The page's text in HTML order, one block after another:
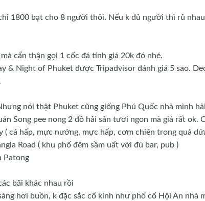
1800 bạt cho 8 người thôi. Nếu k đủ người thì rủ nhau
cẩn thận gọi 1 cốc đá tính giá 20k đó nhé.
& Night of Phuket được Tripadvisor đánh giá 5 sao.
nói thật Phuket cũng giống Phú Quốc nhà mình hải
Song pee nong 2 đồ hải sản tươi ngon mà giá rất ok.
cá hấp, mực nướng, mực hấp, cơm chiên trong quả
Road ( khu phố đêm sầm uất với đủ bar, pub )
Patong
bãi khác nhau rồi
hơi buồn, k đặc sắc cổ kính như phố cổ Hội An nhà